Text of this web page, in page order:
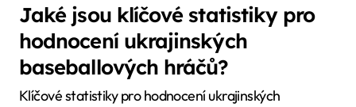
Jaké jsou klíčové statistiky pro
hodnocení ukrajinských
baseballových hráčů?
Klíčové statistiky pro hodnocení ukrajinských